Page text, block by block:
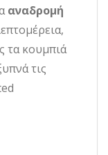
αναδρομή
τα κουμπιά
τις